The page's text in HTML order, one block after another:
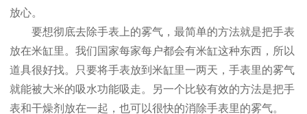
放心。
要想彻底去除手表上的雾气，最简单的方法就是把手表
放在米缸里。我们国家每家每户都会有米缸这种东西，所以
道具很好找。只要将手表放到米缸里一两天，手表里的雾气
就能被大米的吸水功能吸走。另一个比较有效的方法是把手
表和干燥剂放在一起，也可以很快的消除手表里的雾气。